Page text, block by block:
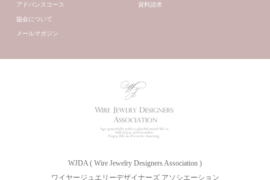
アドバンスコース
協会について
メールマガジン
資料請求
WJDA ( Wire Jewelry Designers Association )
ワイヤージュエリーデザイナーズ アソシエーション